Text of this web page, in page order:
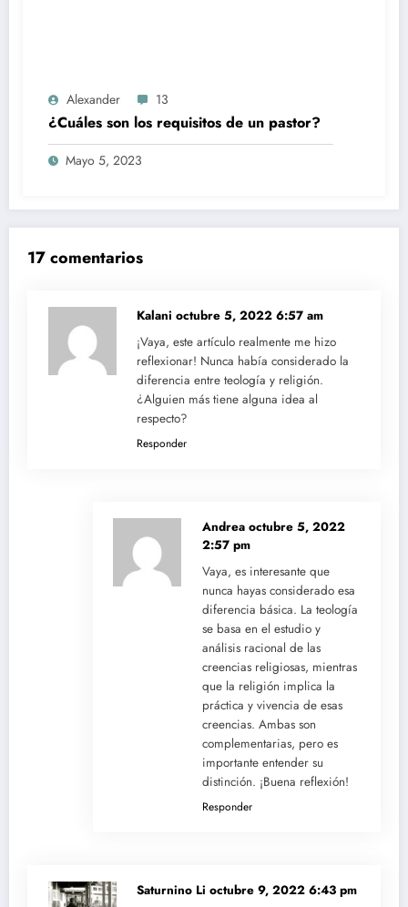
Alexander 13
¿Cuáles son los requisitos de un pastor?
Mayo 5, 2023
17 comentarios
Kalani octubre 5, 2022 6:57 am
¡Vaya, este artículo realmente me hizo
reflexionar! Nunca había considerado la
diferencia entre teología y religión.
¿Alguien más tiene alguna idea al
respecto?
Responder
Andrea octubre 5, 2022
2:57 pm
Vaya, es interesante que
nunca hayas considerado esa
diferencia básica. La teología
se basa en el estudio y
análisis racional de las
creencias religiosas, mientras
que la religión implica la
práctica y vivencia de esas
creencias. Ambas son
complementarias, pero es
importante entender su
distinción. ¡Buena reflexión!
Responder
Saturnino Li octubre 9, 2022 6:43 pm